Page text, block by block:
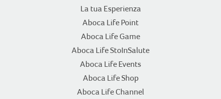
La tua Esperienza
Aboca Life Point
Aboca Life Game
Aboca Life StoInSalute
Aboca Life Events
Aboca Life Shop
Aboca Life Channel